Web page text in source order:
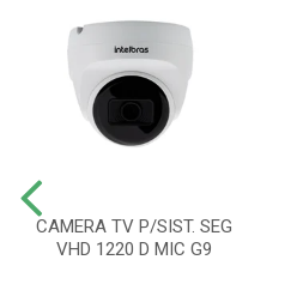
CAMERA TV P/SIST. SEG
VHD 1220 D MIC G9